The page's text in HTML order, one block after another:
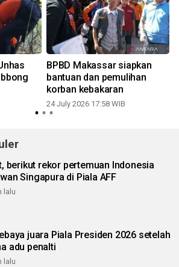
BPBD Makassar siapkan
bantuan dan pemulihan
korban kebakaran
24 July 2026 17:58 WIB
berikut rekor pertemuan Indonesia
Singapura di Piala AFF
lalu
juara Piala Presiden 2026 setelah
adu penalti
lalu